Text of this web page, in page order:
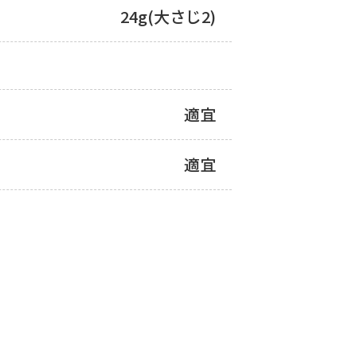
24g(大さじ2)
適宜
適宜